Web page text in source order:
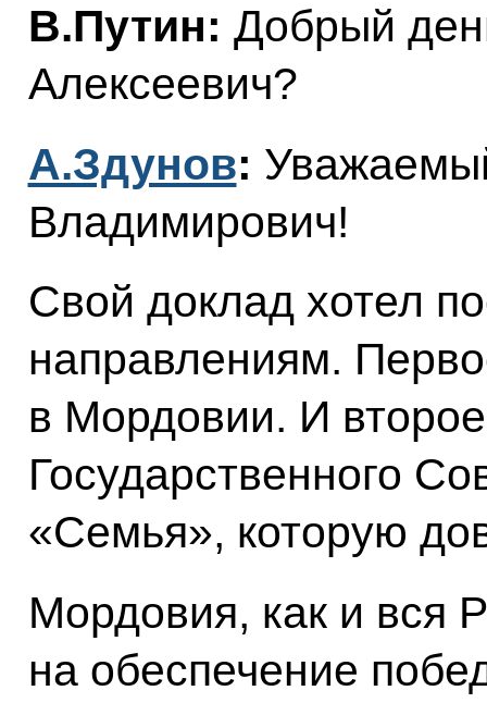
В.Путин: Добрый
Алексеевич?
А.Здунов:
Владимирович!
Свой доклад хотел
направлениям.
в Мордовии. И
Государственного
«Семья», которую
Мордовия, как и вся
на обеспечение